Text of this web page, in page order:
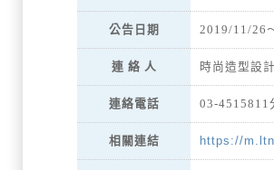
公告日期 2019/11/26
連 絡 人 時尚造型設
連絡電話 03-4515811
相關連結 https://